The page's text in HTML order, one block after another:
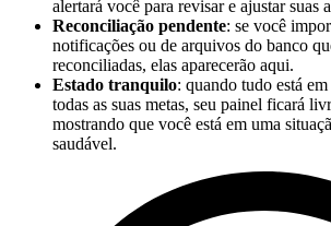
alertará você para revisar e ajustar suas
Reconciliação pendente: se você
notificações ou de arquivos do banco
reconciliadas, elas aparecerão aqui.
Estado tranquilo: quando tudo está
todas as suas metas, seu painel ficará
mostrando que você está em uma
saudável.